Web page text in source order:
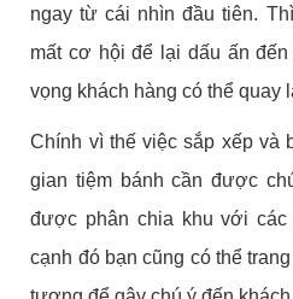
ngay từ cái nhìn đầu tiên.
mất cơ hội để lại dấu ấn
vọng khách hàng có thể quay
Chính vì thế việc sắp xếp và
gian tiệm bánh cần được
được phân chia khu với các
cạnh đó bạn cũng có thể